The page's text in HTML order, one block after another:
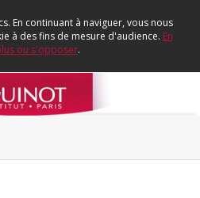
En continuant à naviguer, vous nous
à des fins de mesure d'audience. En
ou s'opposer.